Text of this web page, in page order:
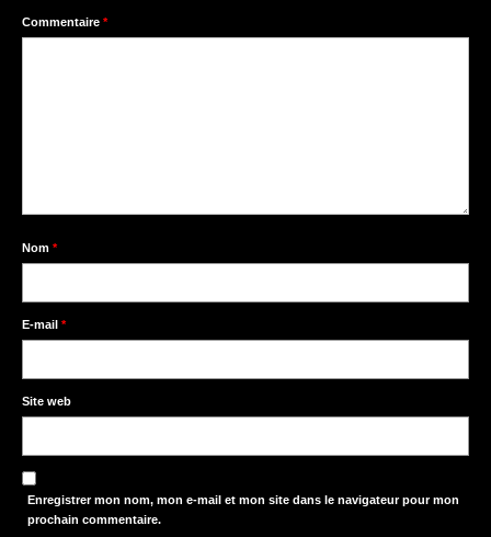
Commentaire *
Nom *
E-mail *
Site web
Enregistrer mon nom, mon e-mail et mon site dans le navigateur pour mon
prochain commentaire.